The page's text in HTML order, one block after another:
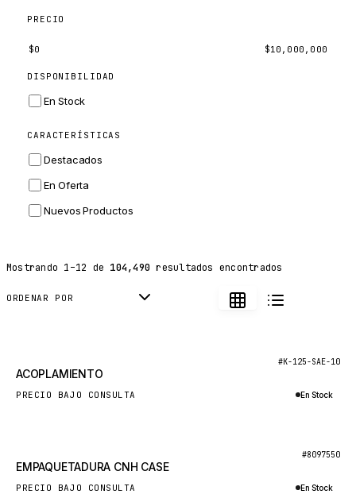
HYUNDAI
BALDWIN
DONALDSON
HIDROMEK
MANITOU
HYBEL
PRECIO
$0 $10,000,000
DISPONIBILIDAD
En Stock
CARACTERÍSTICAS
Destacados
En Oferta
Nuevos Productos
Mostrando 1–12 de 104,490 resultados encontrados
ORDENAR POR
#K-125-SAE-10
ACOPLAMIENTO
PRECIO BAJO CONSULTA En Stock
#8097550
EMPAQUETADURA CNH CASE
PRECIO BAJO CONSULTA En Stock